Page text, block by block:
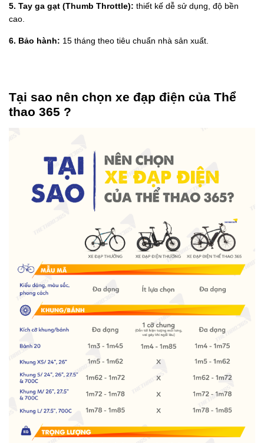
5. Tay ga gạt (Thumb Throttle): thiết kế dễ sử dụng, độ bền
cao.
6. Bảo hành: 15 tháng theo tiêu chuẩn nhà sản xuất.
Tại sao nên chọn xe đạp điện của Thể
thao 365 ?